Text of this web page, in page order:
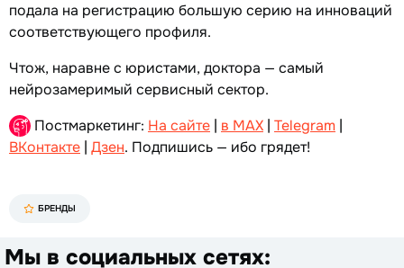
подала на регистрацию большую серию на инноваций
соответствующего профиля.
Чтож, наравне с юристами, доктора — самый
нейрозамеримый сервисный сектор.
Постмаркетинг: На сайте | в MAX | Telegram |
ВКонтакте | Дзен. Подпишись — ибо грядет!
БРЕНДЫ
Мы в социальных сетях: